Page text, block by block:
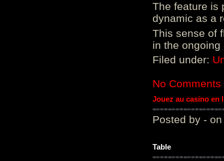
The feature is
dynamic as a
This sense of
in the ongoing
Filed under:
No Comments
Jouez au casino en
Posted by - on
Table